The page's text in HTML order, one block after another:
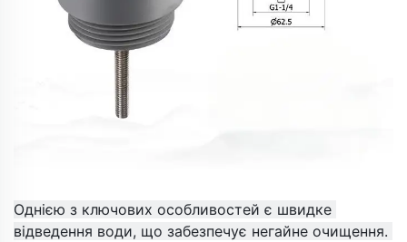
Однією з ключових особливостей є швидке
відведення води, що забезпечує негайне очищення.